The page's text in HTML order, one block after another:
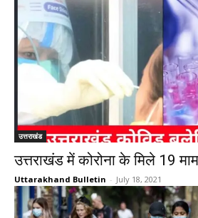
उत्तराखंड
उत्तराखंड में कोरोना के मिले 19
Uttarakhand Bulletin - July 18, 2021